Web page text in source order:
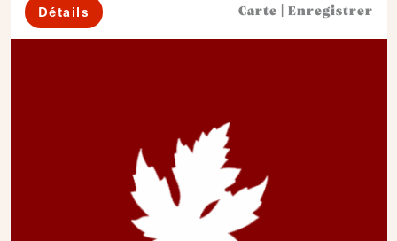
Détails Carte Enregistrer